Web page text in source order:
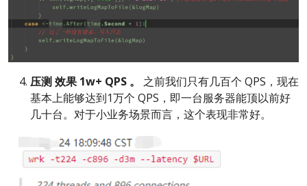
压测效果 1w+ QPS 。
之前我们只有几百个 QPS，现在
基本上能够达到1万个 QPS，即一台服务器能顶以前好
几十台。对于小业务场景而言，这个表现非常好。